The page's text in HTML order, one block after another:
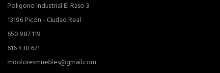
Poligono Industrial El Raso 3
13196 Picón - Ciudad Real
650 987 119
616 430 671
mdoloresmuebles@gmail.com